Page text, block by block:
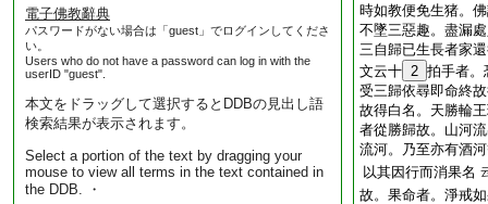
電子佛教辭典
パスワードがない場合は「guest」でログインしてくださ
い。
Users who do not have a password can log in with the
userID "guest".
本文をドラッグして選択するとDDBの見出し語
検索結果が表示されます。
Select a portion of the text by dragging your
mouse to view all terms in the text contained in
the DDB. ・
時如教便免生猪。
不墜三惡趣。盡漏
三自歸已生長者家
文云十 2 拍手者。
受三歸依尋即命終
故得白名。天勝輪
者從勝歸故。山河
流河。乃至亦有酒
以其因行而消果名
故。果命者。淨戒